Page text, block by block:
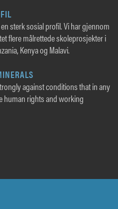
sterk sosial profil. Vi har gjennom
flere målrettede skoleprosjekter i
Kenya og Malavi.
against conditions that in any
human rights and working